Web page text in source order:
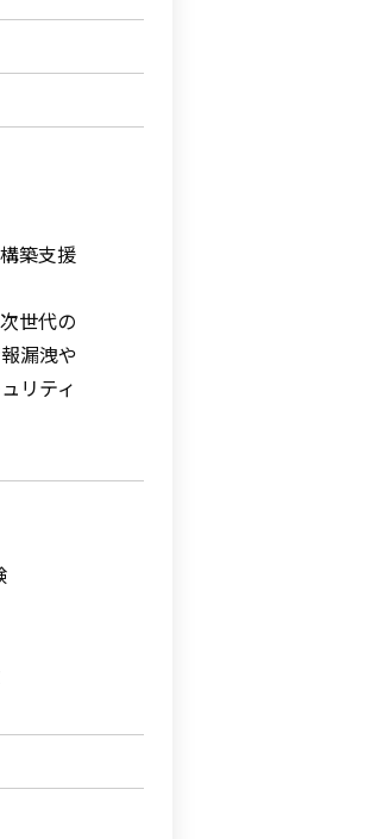
築支援
世代の
漏洩や
リティ